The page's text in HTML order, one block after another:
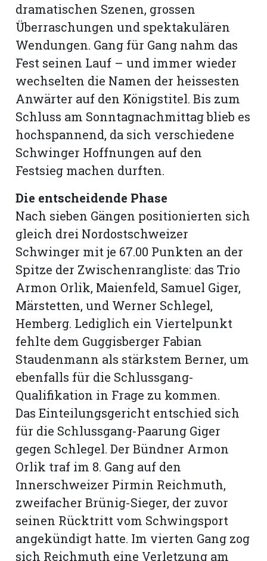
dramatischen Szenen, grossen
Überraschungen und spektakulären
Wendungen. Gang für Gang nahm das
Fest seinen Lauf – und immer wieder
wechselten die Namen der heissesten
Anwärter auf den Königstitel. Bis zum
Schluss am Sonntagnachmittag blieb es
hochspannend, da sich verschiedene
Schwinger Hoffnungen auf den
Festsieg machen durften.
Die entscheidende Phase
Nach sieben Gängen positionierten sich
gleich drei Nordostschweizer
Schwinger mit je 67.00 Punkten an der
Spitze der Zwischenrangliste: das Trio
Armon Orlik, Maienfeld, Samuel Giger,
Märstetten, und Werner Schlegel,
Hemberg. Lediglich ein Viertelpunkt
fehlte dem Guggisberger Fabian
Staudenmann als stärkstem Berner, um
ebenfalls für die Schlussgang-
Qualifikation in Frage zu kommen.
Das Einteilungsgericht entschied sich
für die Schlussgang-Paarung Giger
gegen Schlegel. Der Bündner Armon
Orlik traf im 8. Gang auf den
Innerschweizer Pirmin Reichmuth,
zweifacher Brünig-Sieger, der zuvor
seinen Rücktritt vom Schwingsport
angekündigt hatte. Im vierten Gang zog
sich Reichmuth eine Verletzung am